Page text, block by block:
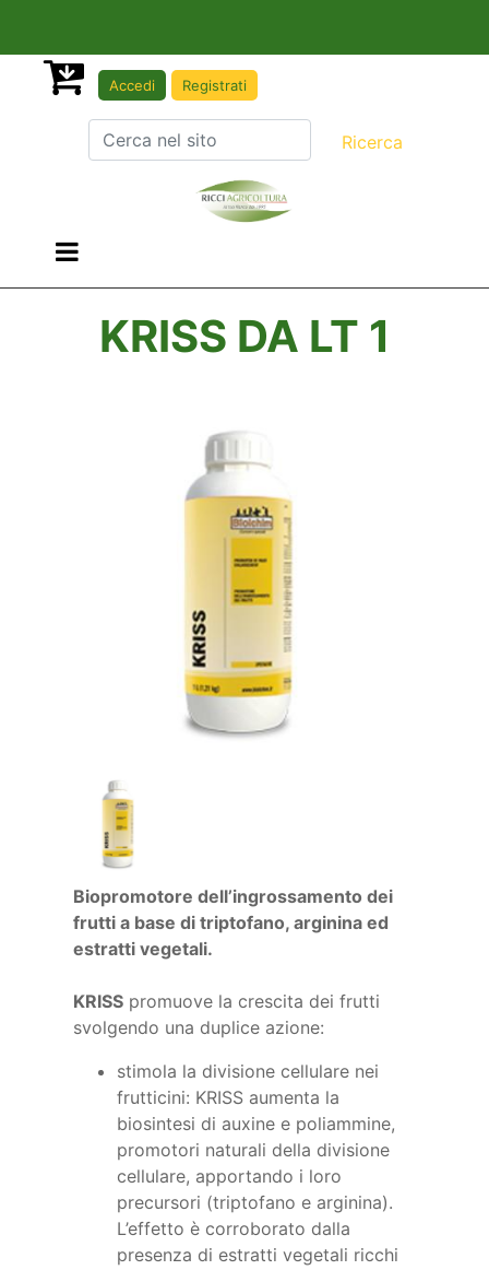
Accedi Registrati
Open menu
KRISS DA LT 1
Biopromotore dell’ingrossamento dei
frutti a base di triptofano, arginina ed
estratti vegetali.
KRISS promuove la crescita dei frutti
svolgendo una duplice azione:
stimola la divisione cellulare nei
frutticini: KRISS aumenta la
biosintesi di auxine e poliammine,
promotori naturali della divisione
cellulare, apportando i loro
precursori (triptofano e arginina).
L’effetto è corroborato dalla
presenza di estratti vegetali ricchi